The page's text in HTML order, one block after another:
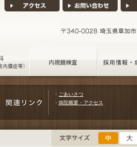
・ ごあいさつ
・ 病院概要・アクセス